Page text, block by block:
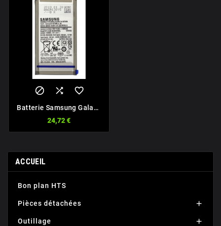
  
Batterie Samsung Galaxy
24,72 €
ACCUEIL
Bon plan HTS
Pièces détachées 
Outillage 